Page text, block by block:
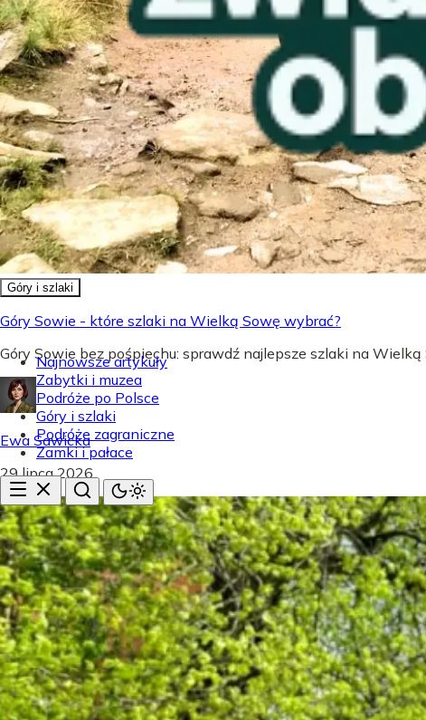
Najnowsze artykuły
Zabytki i muzea
Podróże po Polsce
Góry i szlaki
Podróże zagraniczne
Zamki i pałace
Góry i szlaki
Góry Sowie - które szlaki na Wielką Sowę wybrać?
Góry Sowie bez pośpiechu: sprawdź najlepsze szlaki na
Ewa Sawicka
29 lipca 2026